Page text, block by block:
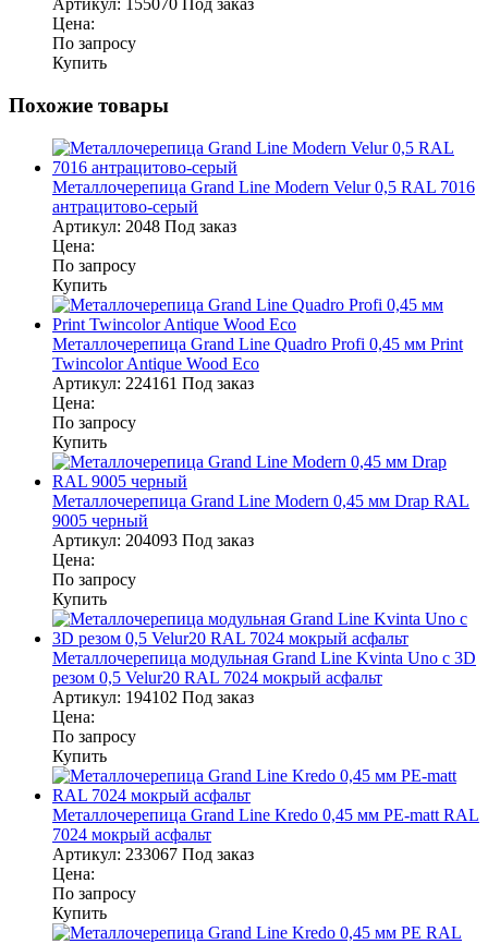
Артикул: 155070
Под заказ
Цена:
По запросу
Купить
Похожие товары
Металлочерепица Grand Line Modern Velur 0,5 RAL 7016
антрацитово-серый
Артикул: 2048 Под заказ
Цена:
По запросу
Купить
Металлочерепица Grand Line Quadro Profi 0,45 мм Print
Twincolor Antique Wood Eco
Артикул: 224161 Под заказ
Цена:
По запросу
Купить
Металлочерепица Grand Line Modern 0,45 мм Drap RAL
9005 черный
Артикул: 204093 Под заказ
Цена:
По запросу
Купить
Металлочерепица модульная Grand Line Kvinta Uno c 3D
резом 0,5 Velur20 RAL 7024 мокрый асфальт
Артикул: 194102 Под заказ
Цена:
По запросу
Купить
Металлочерепица Grand Line Kredo 0,45 мм PE-matt RAL
7024 мокрый асфальт
Артикул: 233067 Под заказ
Цена:
По запросу
Купить